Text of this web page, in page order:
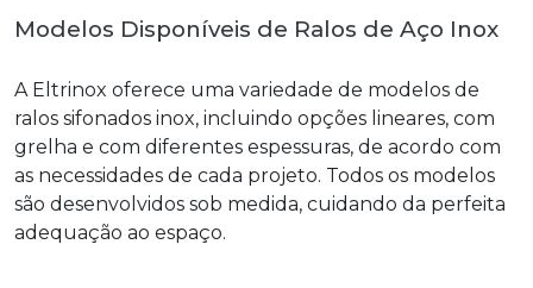
Modelos Disponíveis de Ralos de Aço Inox
A Eltrinox oferece uma variedade de modelos de
ralos sifonados inox, incluindo opções lineares, com
grelha e com diferentes espessuras, de acordo com
as necessidades de cada projeto. Todos os modelos
são desenvolvidos sob medida, cuidando da perfeita
adequação ao espaço.